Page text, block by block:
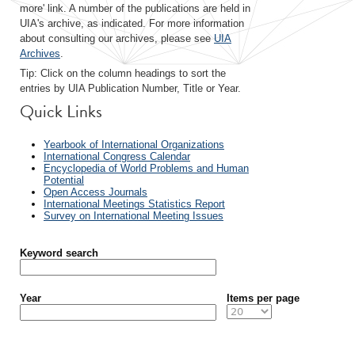
more' link. A number of the publications are held in
UIA's archive, as indicated. For more information
about consulting our archives, please seeUIA
Archives.
Tip: Click on the column headings to sort the
entries by UIA Publication Number, Title or Year.
Quick Links
Yearbook of International Organizations
International Congress Calendar
Encyclopedia of World Problems and Human
Potential
Open Access Journals
International Meetings Statistics Report
Survey on International Meeting Issues
Keyword search
Year Items per page